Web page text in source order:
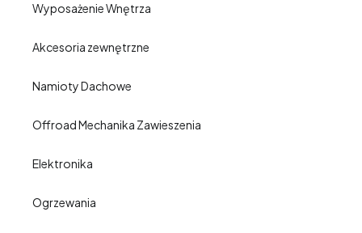
Wyposażenie Wnętrza
Akcesoria zewnętrzne
Namioty Dachowe
Offroad Mechanika Zawieszenia
Elektronika
Ogrzewania